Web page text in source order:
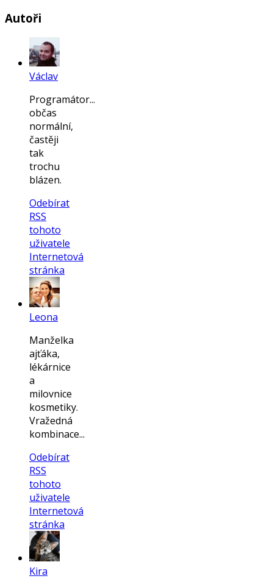
Autoři
Václav
Programátor...
občas
normální,
častěji
tak
trochu
blázen.
Odebírat
RSS
tohoto
uživatele
Internetová
stránka
Leona
Manželka
ajťáka,
lékárnice
a
milovnice
kosmetiky.
Vražedná
kombinace...
Odebírat
RSS
tohoto
uživatele
Internetová
stránka
Kira